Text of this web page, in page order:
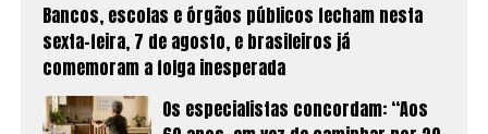
Bancos, escolas e órgãos públicos fecham nesta
sexta-feira, 7 de agosto, e brasileiros já
comemoram a folga inesperada
Os especialistas concordam: “Aos